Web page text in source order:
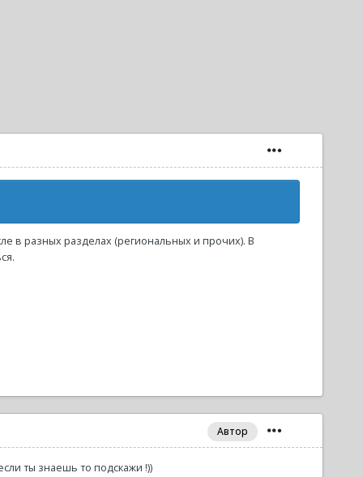
в разных разделах (региональных и прочих). В
Автор
ты знаешь то подскажи !))